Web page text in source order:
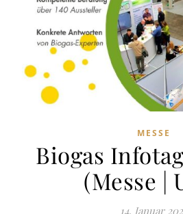
MESSE
Biogas
(Messe |
14. Januar